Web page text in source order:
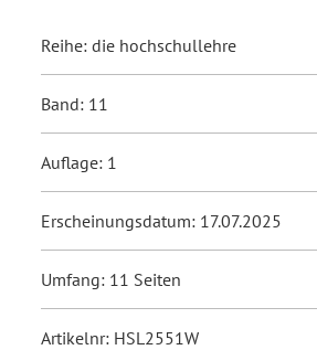
Reihe: die hochschullehre
Band: 11
Auflage: 1
Erscheinungsdatum: 17.07.2025
Umfang: 11 Seiten
Artikelnr: HSL2551W